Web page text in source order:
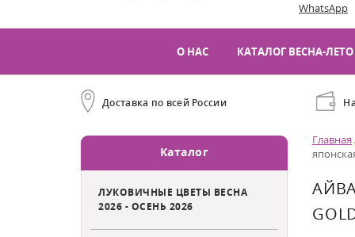
WhatsApp
О НАС КАТАЛОГ ВЕСНА-ЛЕТО
Доставка по всей России
Каталог
ЛУКОВИЧНЫЕ ЦВЕТЫ ВЕСНА
2026 - ОСЕНЬ 2026
Главная